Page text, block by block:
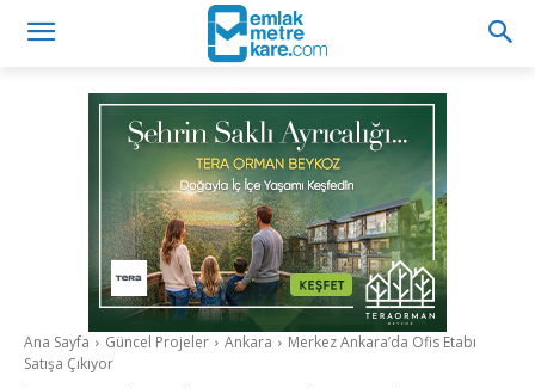
Ana Sayfa Güncel Projeler Ankara
Merkez Ankara’da Ofis Etabı
Satışa Çıkıyor